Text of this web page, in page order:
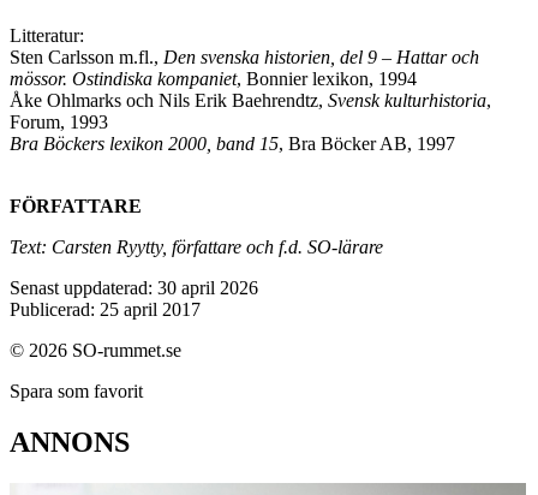
Litteratur:
Sten Carlsson m.fl., Den svenska historien, del 9 – Hattar och
mössor. Ostindiska kompaniet, Bonnier lexikon, 1994
Åke Ohlmarks och Nils Erik Baehrendtz, Svensk kulturhistoria,
Forum, 1993
Bra Böckers lexikon 2000, band 15, Bra Böcker AB, 1997
FÖRFATTARE
Text: Carsten Ryytty, författare och f.d. SO-lärare
Senast uppdaterad: 30 april 2026
Publicerad: 25 april 2017
© 2026 SO-rummet.se
Spara som favorit
ANNONS